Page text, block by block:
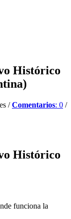
Histórico
/Comentarios: 0 /
Histórico